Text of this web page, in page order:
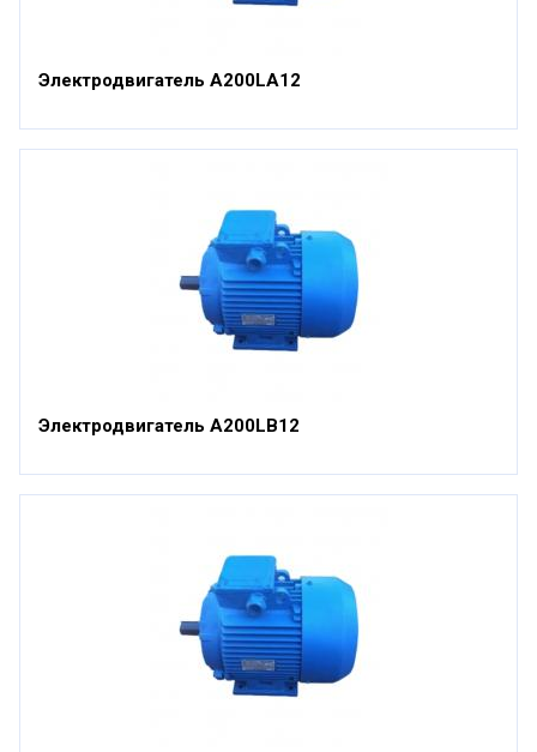
Электродвигатель А200LА12
Электродвигатель А200LВ12